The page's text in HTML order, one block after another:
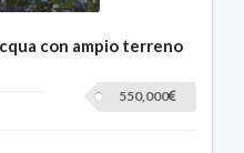
con ampio terreno
550,000